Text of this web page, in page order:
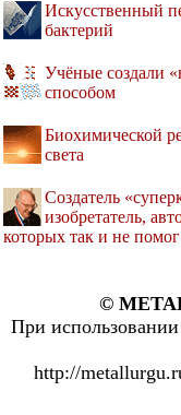
Искусственный
бактерий
Учёные создали
способом
Биохимической
света
Создатель
изобретатель,
которых так и не помог
©
При использовании
http://